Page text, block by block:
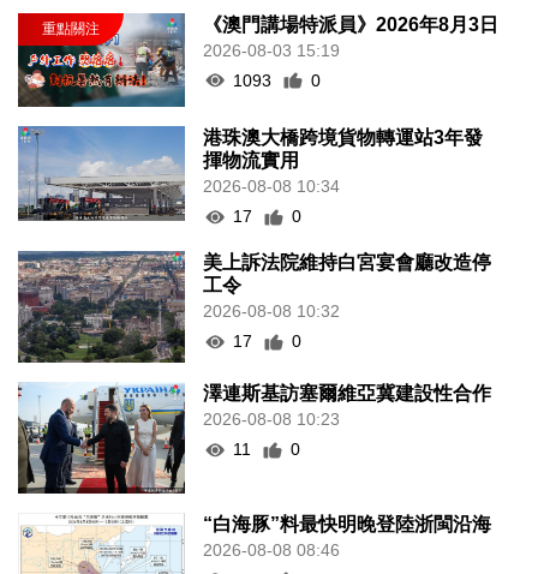
《澳門講場特派員》2026年8月3日
2026-08-03 15:19
1093
0
港珠澳大橋跨境貨物轉運站3年發
揮物流實用
2026-08-08 10:34
17
0
美上訴法院維持白宮宴會廳改造停
工令
2026-08-08 10:32
17
0
澤連斯基訪塞爾維亞冀建設性合作
2026-08-08 10:23
11
0
“白海豚”料最快明晚登陸浙閩沿海
2026-08-08 08:46